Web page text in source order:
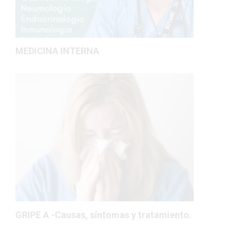
MEDICINA INTERNA
GRIPE A -Causas, síntomas y tratamiento.